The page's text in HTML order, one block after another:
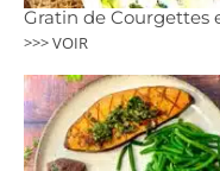
Gratin de Courgettes
>>> VOIR